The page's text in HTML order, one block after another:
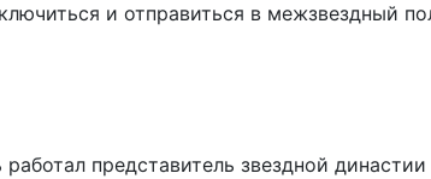
и отправиться в межзвездный
представитель звездной